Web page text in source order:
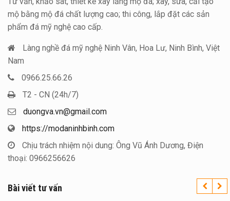
mộ bằng mộ đá chất lượng cao; thi công, lắp đặt các sản
phẩm đá mỹ nghệ cao cấp.
Làng nghề đá mỹ nghệ Ninh Vân, Hoa Lư, Ninh Bình, Việt
Nam
0966.25.66.26
T2 - CN (24h/7)
duongva.vn@gmail.com
https://modaninhbinh.com
Chịu trách nhiệm nội dung: Ông Vũ Ánh Dương, Điện
thoại: 0966256626
Bài viết tư vấn